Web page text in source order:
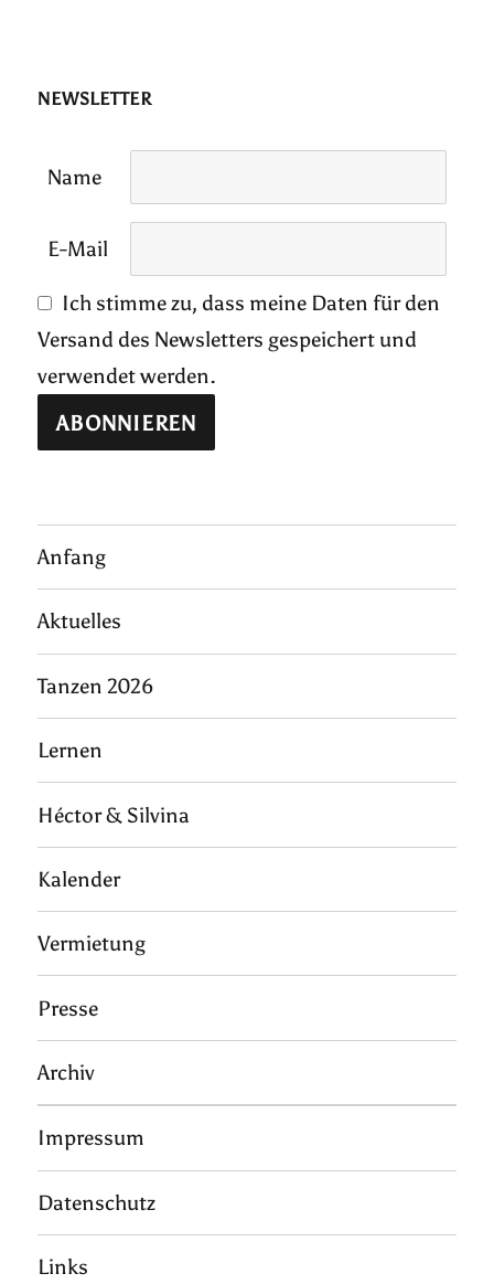
NEWSLETTER
Name
E-Mail
Ich stimme zu, dass meine Daten für den
Versand des Newsletters gespeichert und
verwendet werden.
Anfang
Aktuelles
Tanzen 2026
Lernen
Héctor & Silvina
Kalender
Vermietung
Presse
Archiv
Impressum
Datenschutz
Links